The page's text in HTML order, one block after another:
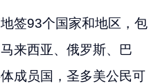
签93个国家和地区，包
来西亚、俄罗斯、巴
成员国，圣多美公民可